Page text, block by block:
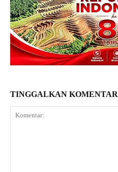
TINGGALKAN KOMENTAR